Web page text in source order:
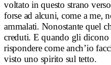
voltato in questo strano
forse ad alcuni, come a me,
ammalati. Nonostante quel
creduti. E quando gli
rispondere come anch’io
visto uno spirito sul tetto.